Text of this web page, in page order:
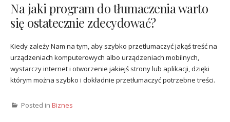
Na jaki program do tłumaczenia warto
się ostatecznie zdecydować?
Kiedy zależy Nam na tym, aby szybko przetłumaczyć jakąś treść na
urządzeniach komputerowych albo urządzeniach mobilnych,
wystarczy internet i otworzenie jakiejś strony lub aplikacji, dzięki
którym można szybko i dokładnie przetłumaczyć potrzebne treści.
Posted in Biznes